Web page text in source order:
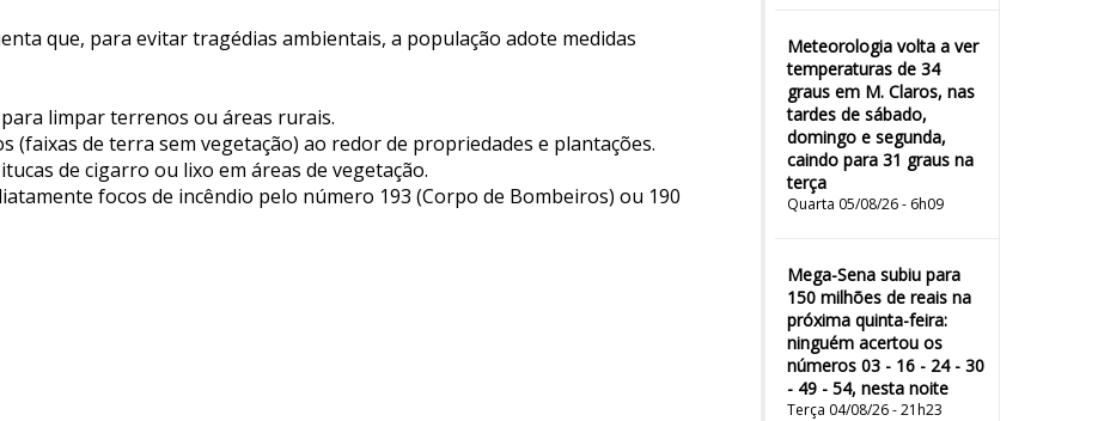
Meteorologia volta a ver
temperaturas de 34
graus em M. Claros, nas
tardes de sábado,
domingo e segunda,
caindo para 31 graus na
terça
Quarta 05/08/26 - 6h09
Mega-Sena subiu para
150 milhões de reais na
próxima quinta-feira:
ninguém acertou os
números 03 - 16 - 24 - 30
- 49 - 54, nesta noite
Terça 04/08/26 - 21h23
que, para evitar tragédias ambientais, a população adote medidas
limpar terrenos ou áreas rurais.
(faixas de terra sem vegetação) ao redor de propriedades e plantações.
de cigarro ou lixo em áreas de vegetação.
focos de incêndio pelo número 193 (Corpo de Bombeiros) ou 190